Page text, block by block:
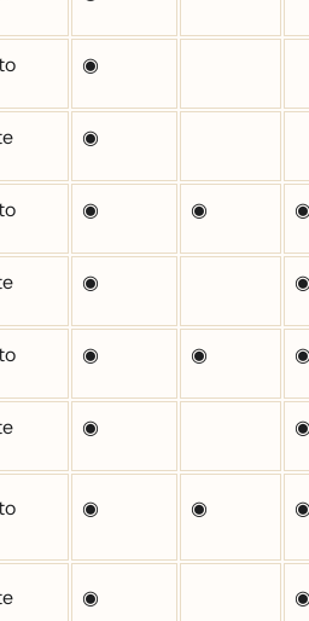
◉
◉
◉ ◉
◉
◉ ◉
◉
◉ ◉
◉